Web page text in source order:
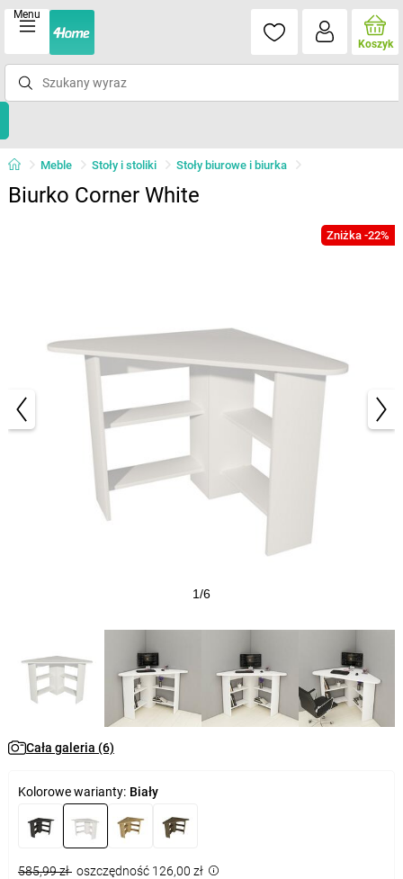
Menu
Koszyk
Meble Stoły i stoliki Stoły biurowe i biurka
Biurko Corner White
Zniżka -22%
1/6
Cała galeria (6)
Kolorowe warianty: Biały
585,99 zł oszczędność 126,00 zł